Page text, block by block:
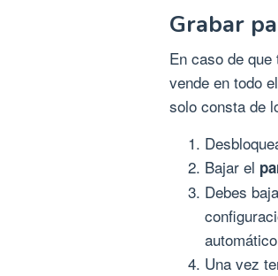
Grabar
En caso de
vende en todo
solo consta de
Bajar el
Debes
Una vez